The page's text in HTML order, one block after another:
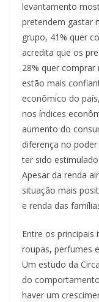
levantamento
pretendem gastar
grupo, 41% quer
acredita que os
28% quer comprar
estão mais
econômico do
nos índices
aumento do
diferença no
ter sido
Apesar da renda
situação mais
e renda das
Entre os
roupas, perfumes
Um estudo da
do
haver um